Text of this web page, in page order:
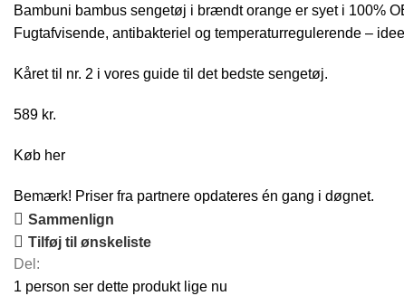
Bambuni bambus sengetøj i brændt orange er syet i 100%
Fugtafvisende, antibakteriel og temperaturregulerende –
Kåret til nr. 2 i vores guide til det bedste sengetøj.
589 kr.
Køb her
Bemærk! Priser fra partnere opdateres én gang i døgnet.
Sammenlign
Tilføj til ønskeliste
Del:
1 person ser dette produkt lige nu